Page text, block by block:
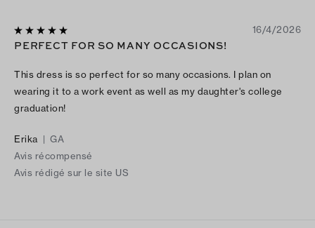
16/4/2026
PERFECT FOR SO MANY OCCASIONS!
This dress is so perfect for so many occasions. I plan on
wearing it to a work event as well as my daughter's college
graduation!
Erika | GA
Avis récompensé
Avis rédigé sur le site US